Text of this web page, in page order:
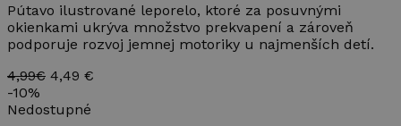
Pútavo ilustrované leporelo, ktoré za posuvnými
okienkami ukrýva množstvo prekvapení a zároveň
podporuje rozvoj jemnej motoriky u najmenších detí.
4,99€ 4,49 €
-10%
Nedostupné